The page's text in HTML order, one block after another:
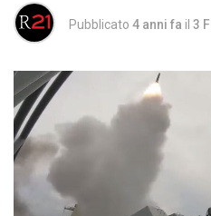
Pubblicato 4 anni fa il 3